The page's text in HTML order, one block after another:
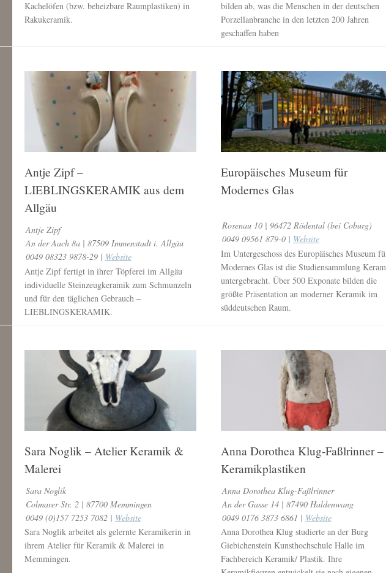
Kachelöfen (bzw. beheizbare Raumplastiken) in
Rakukeramik.
bilden ab, was die Menschen in der deutschen
Porzellanbranche in den letzten 200 Jahren
geschaffen haben
Antje Zipf –
LIEBLINGSKERAMIK aus dem
Allgäu
Antje Zipf
An der Aach 8a | 87509 Immenstadt i. Allgäu
0049 08323 9878-29 | Website
Antje Zipf fertigt in ihrer Töpferei im Allgäu
individuelle Steinzeugkeramik zum Schmunzeln
und für den täglichen Gebrauch –
LIEBLINGSKERAMIK.
Europäisches Museum für
Modernes Glas
Rosenau 10 | 96472 Rödental (bei Coburg)
0049 09561 879-0 | Website
Im Untergeschoss des Europäisches Museum
Modernes Glas ist die Studiensammlung
untergebracht. Über 500 Exponate bilden die
größte Präsentation an moderner Keramik im
süddeutschen Raum.
Sara Noglik – Atelier Keramik &
Malerei
Sara Noglik
Colmarer Str. 2 | 87700 Memmingen
0049 (0)157 7253 7082 | Website
Sara Noglik arbeitet als gelernte Keramikerin in
ihrem Atelier für Keramik & Malerei in
Memmingen.
Anna Dorothea Klug-Faßlrinner –
Keramikplastiken
Anna Dorothea Klug-Faßlrinner
An der Gasse 14 | 87490 Haldenwang
0049 0176 3873 6861 | Website
Anna Dorothea Klug studierte an der Burg
Giebichenstein Kunsthochschule Halle im
Fachbereich Keramik/ Plastik. Ihre